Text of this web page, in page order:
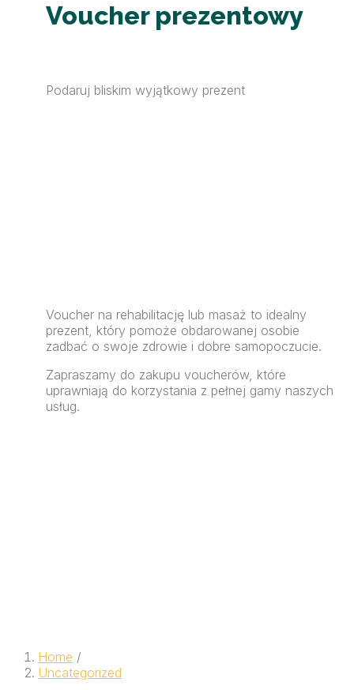
Voucher prezentowy
Podaruj bliskim wyjątkowy prezent
Voucher na rehabilitację lub masaż to idealny
prezent, który pomoże obdarowanej osobie
zadbać o swoje zdrowie i dobre samopoczucie.
Zapraszamy do zakupu voucherów, które
uprawniają do korzystania z pełnej gamy naszych
usług.
Home /
Uncategorized